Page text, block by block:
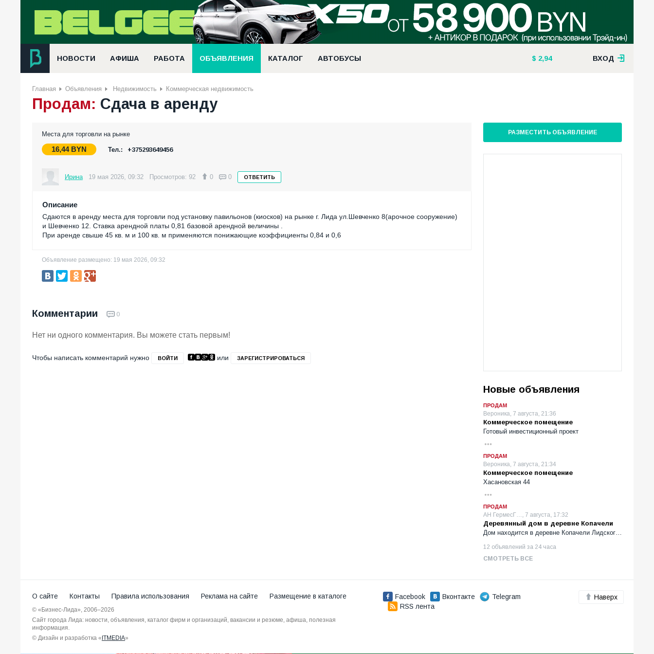
НОВОСТИ АФИША РАБОТА ОБЪЯВЛЕНИЯ КАТАЛОГ АВТОБУСЫ 2,94 ВХОД
Главная Объявления Недвижимость Коммерческая недвижимость
Продам: Сдача в аренду
Места для торговли на рынке
16,44 BYN Тел.: +375293649456
Ирина 19 мая 2026, 09:32 Просмотров: 92 0 0 ОТВЕТИТЬ
Описание
Сдаются в аренду места для торговли под установку павильонов (киосков) на рынке г. Лида ул.Шевченко 8(арочное сооружение)
и Шевченко 12. Ставка арендной платы 0,81 базовой арендной величины .
При аренде свыше 45 кв. м и 100 кв. м применяются понижающие коэффициенты 0,84 и 0,6
Объявление размещено: 19 мая 2026, 09:32
Комментарии 0
Нет ни одного комментария. Вы можете стать первым!
Чтобы написать комментарий нужно ВОЙТИ или ЗАРЕГИСТРИРОВАТЬСЯ
РАЗМЕСТИТЬ ОБЪЯВЛЕНИЕ
Новые объявления
ПРОДАМ
Вероника, 7 августа, 21:36
Коммерческое помещение
Готовый инвестиционный проект
ПРОДАМ
Вероника, 7 августа, 21:34
Коммерческое помещение
Хасановская 44
ПРОДАМ
АН ГермесГ…, 7 августа, 17:32
Деревянный дом в деревне Копачели
Дом находится в деревне Копачели Лидског…
12 объявлений за 24 часа
СМОТРЕТЬ ВСЕ
О сайте Контакты Правила использования Реклама на сайте Размещение в каталоге
© «Бизнес-Лида», 2006–2026
Сайт города Лида: новости, объявления, каталог фирм и организаций, вакансии и резюме, афиша, полезная
информация.
© Дизайн и разработка « ITMEDIA»
Facebook Вконтакте
Telegram
RSS лента
Наверх